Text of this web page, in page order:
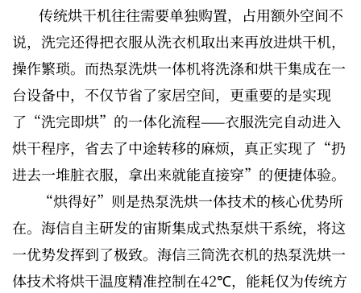
传统烘干机往往需要单独购置，占用额外空间不
说，洗完还得把衣服从洗衣机取出来再放进烘干机，
操作繁琐。而热泵洗烘一体机将洗涤和烘干集成在一
台设备中，不仅节省了家居空间，更重要的是实现
了“洗完即烘”的一体化流程——衣服洗完自动进入
烘干程序，省去了中途转移的麻烦，真正实现了“扔
进去一堆脏衣服，拿出来就能直接穿”的便捷体验。
“烘得好”则是热泵洗烘一体技术的核心优势所
在。海信自主研发的宙斯集成式热泵烘干系统，将这
一优势发挥到了极致。海信三筒洗衣机的热泵洗烘一
体技术将烘干温度精准控制在42℃，能耗仅为传统方